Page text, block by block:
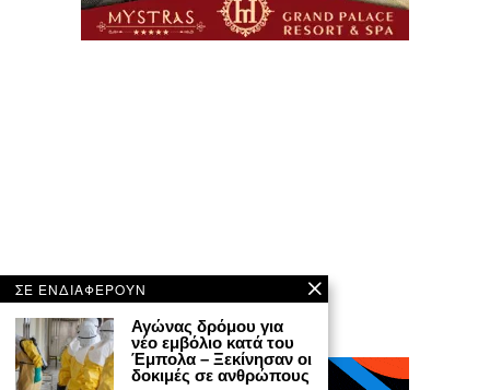
ΣΕ ΕΝΔΙΑΦΕΡΟΥΝ
Αγώνας δρόμου για
νέο εμβόλιο κατά του
Έμπολα – Ξεκίνησαν οι
δοκιμές σε ανθρώπους